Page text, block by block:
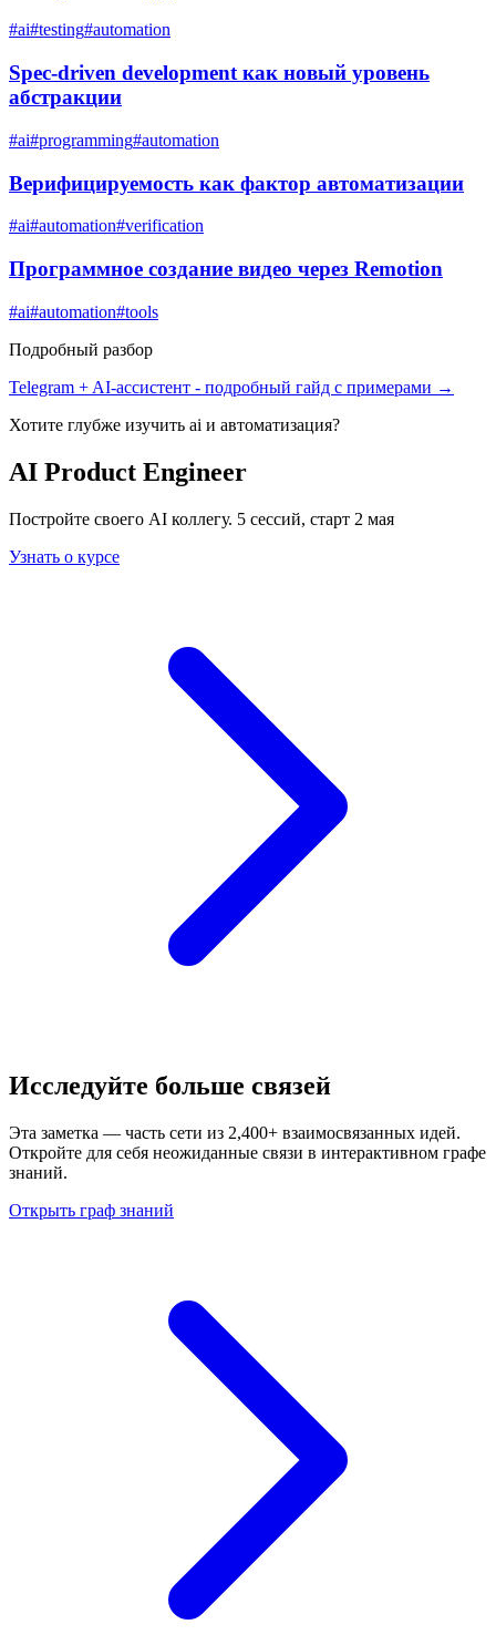
#ai#testing#automation
Spec-driven development как новый уровень
абстракции
#ai#programming#automation
Верифицируемость как фактор автоматизации
#ai#automation#verification
Программное создание видео через Remotion
#ai#automation#tools
Подробный разбор
Telegram + AI-ассистент - подробный гайд с примерами →
Хотите глубже изучить ai и автоматизация?
AI Product Engineer
Постройте своего AI коллегу. 5 сессий, старт 2 мая
Узнать о курсе
Исследуйте больше связей
Эта заметка — часть сети из 2,400+ взаимосвязанных идей.
Откройте для себя неожиданные связи в интерактивном графе
знаний.
Открыть граф знаний